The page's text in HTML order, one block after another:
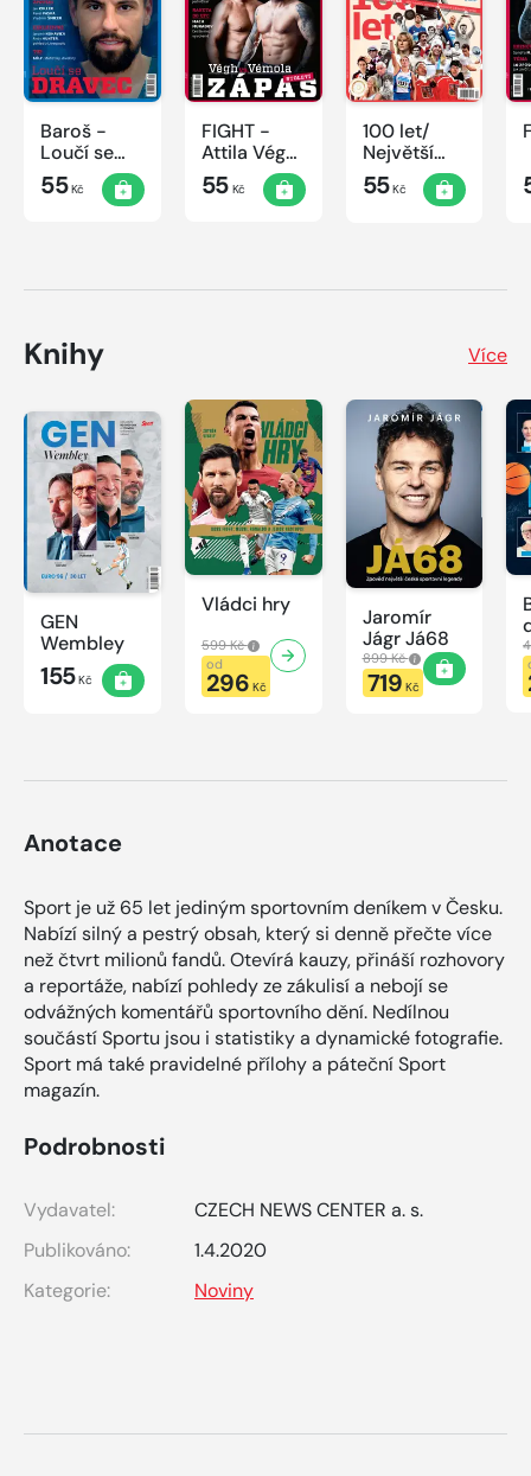
Baroš -
Loučí se
dravec
55Kč
FIGHT -
Attila Végh
vs. Karlos
Vémola
55Kč
100 let/
Největší
okamžiky
českého
55Kč
Knihy Více
GEN
Wembley
155Kč
Vládci hry
599 Kč
od
296 Kč
Jaromír
Jágr Já68
899 Kč
719 Kč
Anotace
Sport je už 65 let jediným sportovním deníkem v Česku.
Nabízí silný a pestrý obsah, který si denně přečte více
než čtvrt milionů fandů. Otevírá kauzy, přináší rozhovory
a reportáže, nabízí pohledy ze zákulisí a nebojí se
odvážných komentářů sportovního dění. Nedílnou
součástí Sportu jsou i statistiky a dynamické fotografie.
Sport má také pravidelné přílohy a páteční Sport
magazín.
Podrobnosti
Vydavatel:
CZECH NEWS CENTER a. s.
Publikováno:
1.4.2020
Kategorie:
Noviny